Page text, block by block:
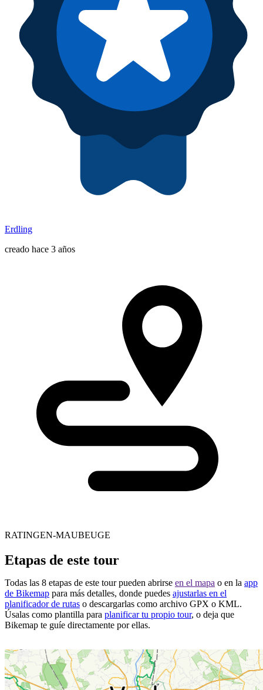
Erdling
creado hace 3 años
RATINGEN-MAUBEUGE
Etapas de este tour
Todas las 8 etapas de este tour pueden abrirse en el mapa o en la app
de Bikemap para más detalles, donde puedes ajustarlas en el
planificador de rutas o descargarlas como archivo GPX o KML.
Úsalas como plantilla para planificar tu propio tour, o deja que
Bikemap te guíe directamente por ellas.